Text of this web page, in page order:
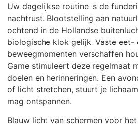
Uw dagelijkse routine is de
nachtrust. Blootstelling aan
ochtend in de Hollandse
biologische klok gelijk. Vaste eet-
beweegmomenten verschaffen
Game stimuleert deze regelmaat
doelen en herinneringen. Een
of licht stretchen, stuurt je
mag ontspannen.
Blauw licht van schermen voor